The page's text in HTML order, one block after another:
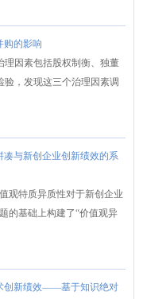
购的影响
理因素包括股权制衡、独董
验，发现这三个治理因素调
与新创企业创新绩效的系
观特质异质性对于新创企业
的基础上构建了“价值观异
创新绩效——基于知识绝对